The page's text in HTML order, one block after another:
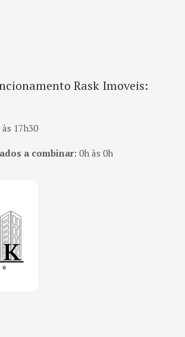
Rask Imoveis:
17h30
a combinar: 0h às 0h